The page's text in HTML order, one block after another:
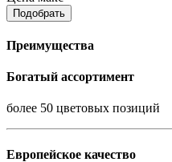
Подобрать
Преимущества
Богатый ассортимент
более 50 цветовых позиций
Европейское качество